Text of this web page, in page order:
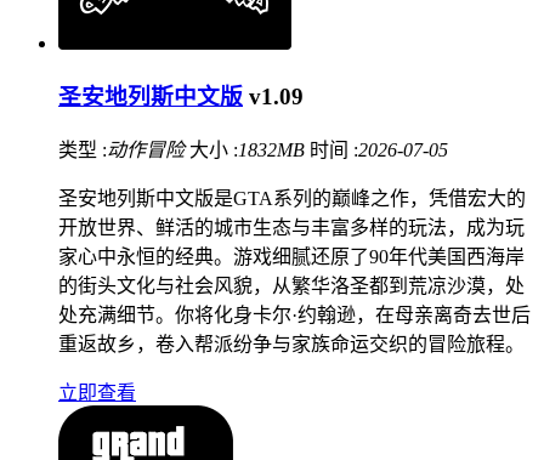
圣安地列斯中文版 v1.09
类型 :动作冒险 大小 :1832MB 时间 :2026-07-05
圣安地列斯中文版是GTA系列的巅峰之作，凭借宏大的
开放世界、鲜活的城市生态与丰富多样的玩法，成为玩
家心中永恒的经典。游戏细腻还原了90年代美国西海岸
的街头文化与社会风貌，从繁华洛圣都到荒凉沙漠，处
处充满细节。你将化身卡尔·约翰逊，在母亲离奇去世后
重返故乡，卷入帮派纷争与家族命运交织的冒险旅程。
立即查看